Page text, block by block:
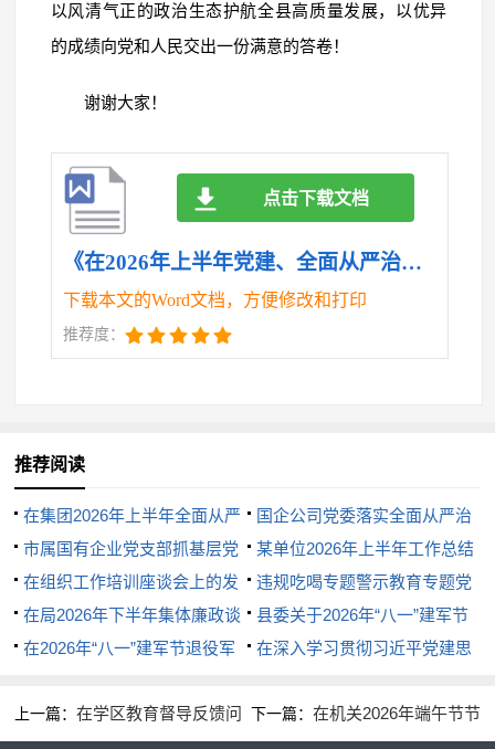
以风清气正的政治生态护航全县高质量发展，以优异
的成绩向党和人民交出一份满意的答卷！
谢谢大家！
《在2026年上半年党建、全面从严治党、党风廉政建设暨意识形态工作推进会上的讲话.doc》
下载本文的Word文档，方便修改和打印
推荐度：
点击下载文档
推荐阅读
在集团2026年上半年全面从严
治党暨党风廉政建设和反腐败工
作会议上的讲话
国企公司党委落实全面从严治
党主体责任和监督责任情况报告
市属国有企业党支部抓基层党
建工作总结
某单位2026年上半年工作总结
及下半年工作计划
在组织工作培训座谈会上的发
言
违规吃喝专题警示教育专题党
课演讲稿：杜绝“舌尖上的腐败”
敲响清正廉洁警钟
在局2026年下半年集体廉政谈
话上的讲话
县委关于2026年“八一”建军节
期间双拥活动开展情况的总结
在2026年“八一”建军节退役军
在深入学习贯彻习近平党建思
上一篇：在学区教育督导反馈问
下一篇： 在机关2026年端午节节